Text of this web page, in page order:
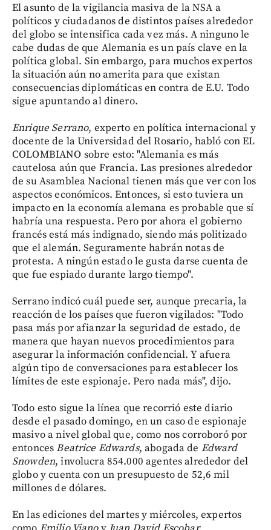
El asunto de la vigilancia masiva de la NSA a
políticos y ciudadanos de distintos países alrededor
del globo se intensifica cada vez más. A ninguno le
cabe dudas de que Alemania es un país clave en la
política global. Sin embargo, para muchos expertos
la situación aún no amerita para que existan
consecuencias diplomáticas en contra de E.U. Todo
sigue apuntando al dinero.
Enrique Serrano, experto en política internacional y
docente de la Universidad del Rosario, habló con EL
COLOMBIANO sobre esto: "Alemania es más
cautelosa aún que Francia. Las presiones alrededor
de su Asamblea Nacional tienen más que ver con los
aspectos económicos. Entonces, si esto tuviera un
impacto en la economía alemana es probable que sí
habría una respuesta. Pero por ahora el gobierno
francés está más indignado, siendo más politizado
que el alemán. Seguramente habrán notas de
protesta. A ningún estado le gusta darse cuenta de
que fue espiado durante largo tiempo".
Serrano indicó cuál puede ser, aunque precaria, la
reacción de los países que fueron vigilados: "Todo
pasa más por afianzar la seguridad de estado, de
manera que hayan nuevos procedimientos para
asegurar la información confidencial. Y afuera
algún tipo de conversaciones para establecer los
límites de este espionaje. Pero nada más", dijo.
Todo esto sigue la línea que recorrió este diario
desde el pasado domingo, en un caso de espionaje
masivo a nivel global que, como nos corroboró por
entoncesBeatrice Edwards, abogada de Edward
Snowden, involucra 854.000 agentes alrededor del
globo y cuenta con un presupuesto de 52,6 mil
millones de dólares.
En las ediciones del martes y miércoles, expertos